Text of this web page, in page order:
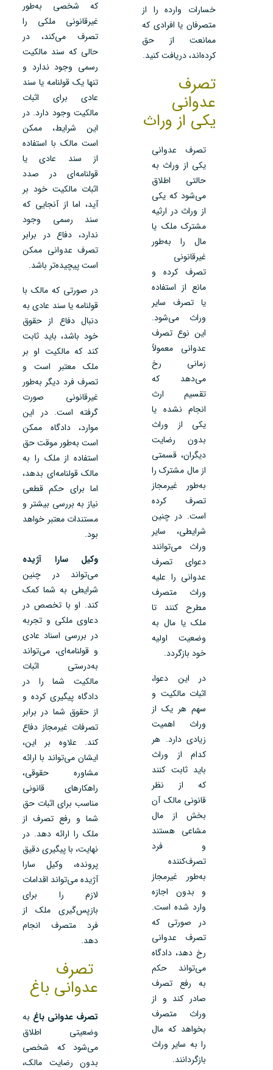
خسارات وارده را از
متصرفان یا افرادی که
ممانعت از حق
کرده‌اند، دریافت کنید.
تصرف
عدوانی
یکی از وراث
تصرف عدوانی
یکی از وراث به
حالتی اطلاق
می‌شود که یکی
از وراث در ارثیه
مشترک ملک یا
مال را به‌طور
غیرقانونی
تصرف کرده و
مانع از استفاده
یا تصرف سایر
وراث می‌شود.
این نوع تصرف
عدوانی معمولاً
زمانی رخ
می‌دهد که
تقسیم ارث
انجام نشده یا
یکی از وراث
بدون رضایت
دیگران، قسمتی
از مال مشترک را
به‌طور غیرمجاز
تصرف کرده
است. در چنین
شرایطی، سایر
وراث می‌توانند
دعوای تصرف
عدوانی را علیه
وراث متصرف
مطرح کنند تا
ملک یا مال به
وضعیت اولیه
خود بازگردد.
در این دعوا،
اثبات مالکیت و
سهم هر یک از
وراث اهمیت
زیادی دارد. هر
کدام از وراث
باید ثابت کنند
که از نظر
قانونی مالک آن
بخش از مال
مشاعی هستند
و فرد
تصرف‌کننده
به‌طور غیرمجاز
و بدون اجازه
وارد شده است.
در صورتی که
تصرف عدوانی
رخ دهد، دادگاه
می‌تواند حکم
به رفع تصرف
صادر کند و از
وراث متصرف
بخواهد که مال
را به سایر وراث
بازگردانند.
که شخصی به‌طور
غیرقانونی ملکی را
تصرف می‌کند، در
حالی که سند مالکیت
رسمی وجود ندارد و
تنها یک قولنامه یا سند
عادی برای اثبات
مالکیت وجود دارد. در
این شرایط، ممکن
است مالک با استفاده
از سند عادی یا
قولنامه‌ای در صدد
اثبات مالکیت خود بر
آید، اما از آنجایی که
سند رسمی وجود
ندارد، دفاع در برابر
تصرف عدوانی ممکن
است پیچیده‌تر باشد.
در صورتی که مالک با
قولنامه یا سند عادی به
دنبال دفاع از حقوق
خود باشد، باید ثابت
کند که مالکیت او بر
ملک معتبر است و
تصرف فرد دیگر به‌طور
غیرقانونی صورت
گرفته است. در این
موارد، دادگاه ممکن
است به‌طور موقت حق
استفاده از ملک را به
مالک قولنامه‌ای بدهد،
اما برای حکم قطعی
نیاز به بررسی بیشتر و
مستندات معتبر خواهد
بود.
وکیل سارا آژیده
می‌تواند در چنین
شرایطی به شما کمک
کند. او با تخصص در
دعاوی ملکی و تجربه
در بررسی اسناد عادی
و قولنامه‌ای، می‌تواند
به‌درستی اثبات
مالکیت شما را در
دادگاه پیگیری کرده و
از حقوق شما در برابر
تصرفات غیرمجاز دفاع
کند. علاوه بر این،
ایشان می‌تواند با ارائه
مشاوره حقوقی،
راهکارهای قانونی
مناسب برای اثبات حق
شما و رفع تصرف از
ملک را ارائه دهد. در
نهایت، با پیگیری دقیق
پرونده، وکیل سارا
آژیده می‌تواند اقدامات
لازم را برای
بازپس‌گیری ملک از
فرد متصرف انجام
دهد.
تصرف
عدوانی باغ
تصرف عدوانی باغ به
وضعیتی اطلاق
می‌شود که شخصی
بدون رضایت مالک،